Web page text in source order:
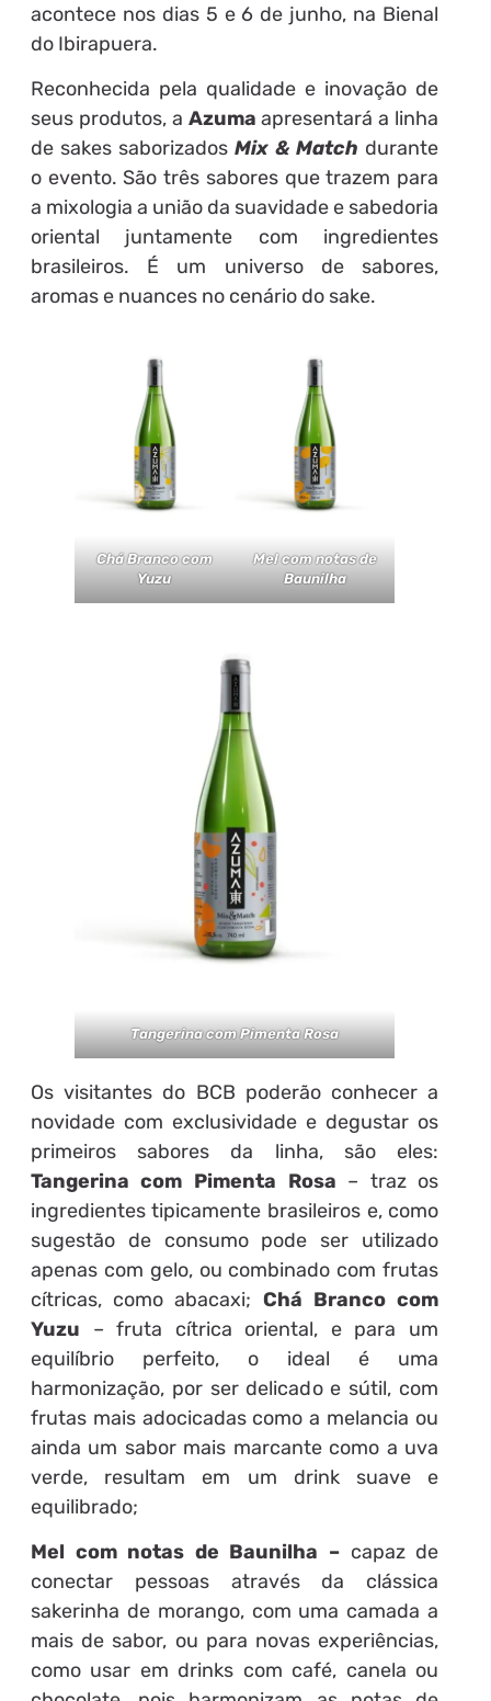
acontece nos dias 5 e 6 de junho, na Bienal
do Ibirapuera.
Reconhecida pela qualidade e inovação de
seus produtos, a Azumaapresentará a linha
de sakes saborizados Mix & Match durante
o evento. São três sabores que trazem para
a mixologia a união da suavidade e sabedoria
oriental juntamente com ingredientes
brasileiros. É um universo de sabores,
aromas e nuances no cenário do sake.
Chá Branco com
Yuzu
Mel com notas de
Baunilha
Tangerina com Pimenta Rosa
Os visitantes do BCB poderão conhecer a
novidade com exclusividade e degustar os
primeiros sabores da linha, são eles:
Tangerina com Pimenta Rosa – traz os
ingredientes tipicamente brasileiros e, como
sugestão de consumo pode ser utilizado
apenas com gelo, ou combinado com frutas
cítricas, como abacaxi; Chá Branco com
Yuzu – fruta cítrica oriental, e para um
equilíbrio perfeito, o ideal é uma
harmonização, por ser delicado e sútil, com
frutas mais adocicadas como a melancia ou
ainda um sabor mais marcante como a uva
verde, resultam em um drink suave e
equilibrado;
Mel com notas de Baunilha –capaz de
conectar pessoas através da clássica
sakerinha de morango, com uma camada a
mais de sabor, ou para novas experiências,
como usar em drinks com café, canela ou